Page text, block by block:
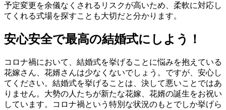
予定変更を余儀なくされるリスクが高いため、柔軟に対応し
てくれる式場を探すことも大切だと分かります。
安心安全で最高の結婚式にしよう！
コロナ禍において、結婚式を挙げることに悩みを抱えている
花嫁さん、花婿さんは少なくないでしょう。ですが、安心し
てください。結婚式を挙げることは、決して悪いことではあ
りません。大勢の人たちが新たな花嫁、花婿の誕生をお祝い
しています。コロナ禍という特別な状況のもとでしか挙げら